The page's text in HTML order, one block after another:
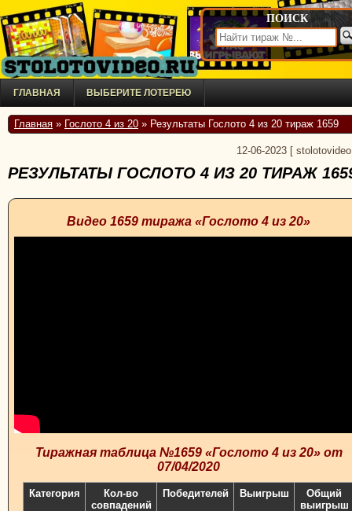
ПОИСК
ГЛАВНАЯ ВЫБЕРИТЕ ЛОТЕРЕЮ
Главная » Гослото 4 из 20 » Результаты Гослото 4 из 20 тираж 1659
12-06-2023
РЕЗУЛЬТАТЫ ГОСЛОТО 4 ИЗ 20 ТИРАЖ
Видео 1659 тиража «Гослото 4 из 20»
Тиражная таблица №1659 «Гослото 4 из 20» от
07/04/2020
Категория
Кол-во
совпадений
Победителей Выигрыш
Общий
выигрыш